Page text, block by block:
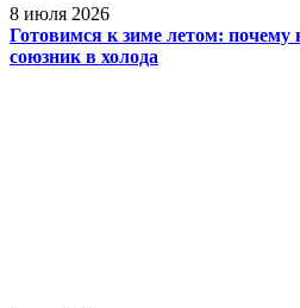
8 июля 2026
Готовимся к зиме летом:
союзник в холода